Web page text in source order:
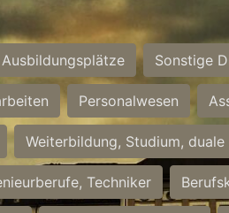
Ausbildungsplätze Sonstige
Personalwesen
Weiterbildung, Studium,
Techniker